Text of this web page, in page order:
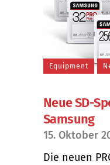
Equipment
Neue SD-
Samsung
15. Oktober
Die neuen